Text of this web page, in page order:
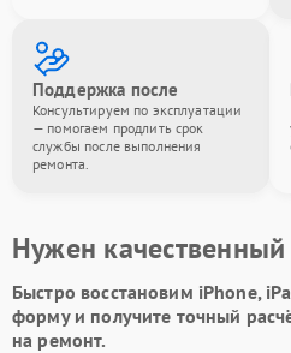
Поддержка после
Консультируем по эксплуатации
— помогаем продлить срок
службы после выполнения
ремонта.
Нужен
Быстро восстановим iPhone,
формуи получите точный
на ремонт.